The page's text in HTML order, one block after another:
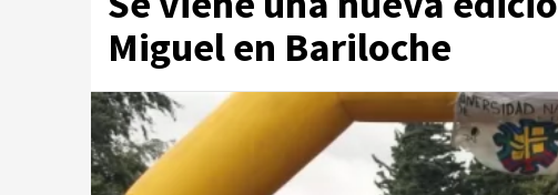
Miguel en Bariloche